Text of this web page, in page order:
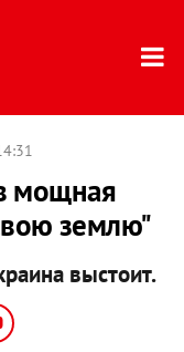
мощная
землю"
выстоит.